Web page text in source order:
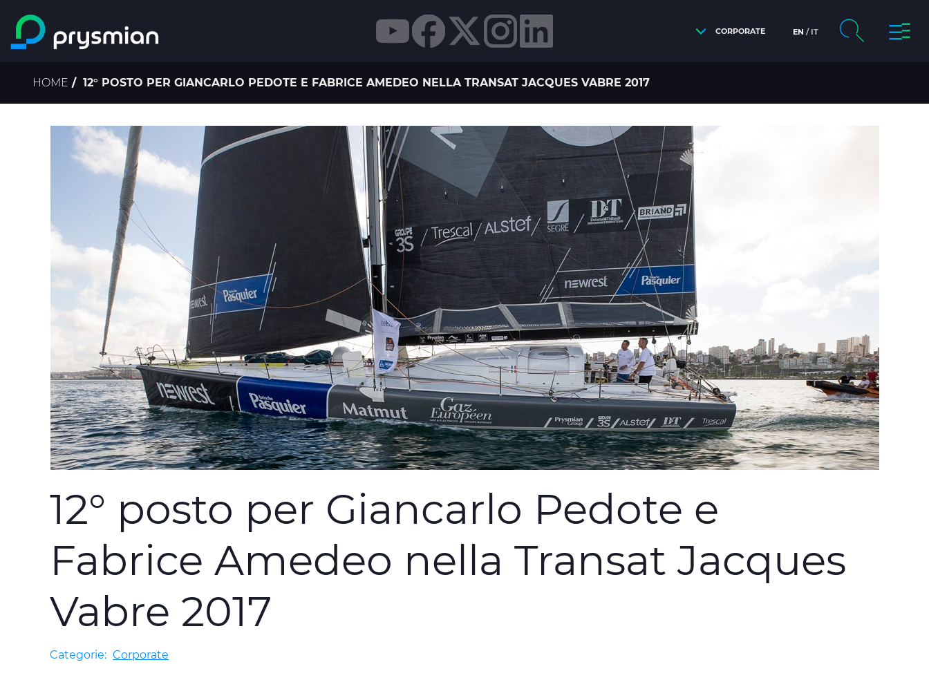
Salta al contenuto
principale
CORPORATE EN IT
Briciole
di
pane
HOME 12° POSTO PER GIANCARLO PEDOTE E FABRICE AMEDEO NELLA TRANSAT JACQUES VABRE 2017
12° posto per Giancarlo Pedote e
Fabrice Amedeo nella Transat Jacques
Vabre 2017
Categorie: Corporate